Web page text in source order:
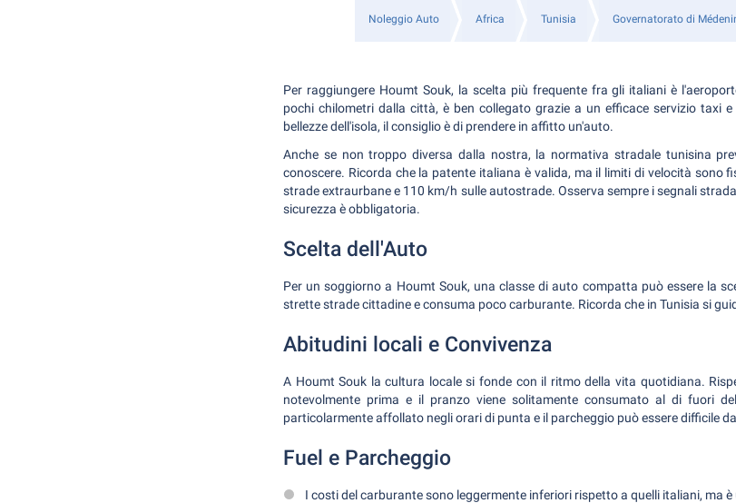
Noleggio Auto Africa Tunisia Governatorato di
Per raggiungere Houmt Souk, la scelta più frequente fra gli italiani è
pochi chilometri dalla città, è ben collegato grazie a un efficace servizio taxi
bellezze dell'isola, il consiglio è di prendere in affitto un'auto.
Anche se non troppo diversa dalla nostra, la normativa stradale tunisina
conoscere. Ricorda che la patente italiana è valida, ma il limiti di velocità sono
strade extraurbane e 110 km/h sulle autostrade. Osserva sempre i segnali
sicurezza è obbligatoria.
Scelta dell'Auto
Per un soggiorno a Houmt Souk, una classe di auto compatta può essere la
strette strade cittadine e consuma poco carburante. Ricorda che in Tunisia si
Abitudini locali e Convivenza
A Houmt Souk la cultura locale si fonde con il ritmo della vita quotidiana.
notevolmente prima e il pranzo viene solitamente consumato al di fuori
particolarmente affollato negli orari di punta e il parcheggio può essere difficile
Fuel e Parcheggio
I costi del carburante sono leggermente inferiori rispetto a quelli italiani, ma